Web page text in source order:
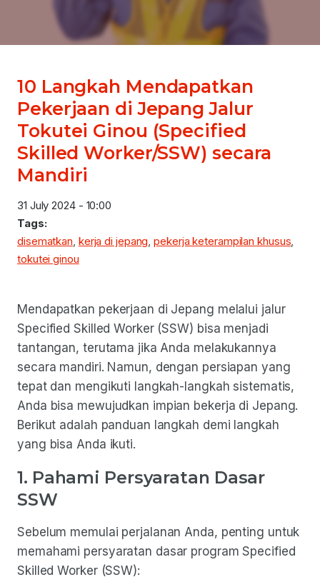
10 Langkah Mendapatkan
Pekerjaan di Jepang Jalur
Tokutei Ginou (Specified
Skilled Worker/SSW) secara
Mandiri
31 July 2024 - 10:00
Tags:
disematkan, kerja di jepang,pekerja keterampilan khusus,
tokutei ginou
Mendapatkan pekerjaan di Jepang melalui jalur
Specified Skilled Worker (SSW) bisa menjadi
tantangan, terutama jika Anda melakukannya
secara mandiri. Namun, dengan persiapan yang
tepat dan mengikuti langkah-langkah sistematis,
Anda bisa mewujudkan impian bekerja di Jepang.
Berikut adalah panduan langkah demi langkah
yang bisa Anda ikuti.
1. Pahami Persyaratan Dasar
SSW
Sebelum memulai perjalanan Anda, penting untuk
memahami persyaratan dasar program Specified
Skilled Worker (SSW):